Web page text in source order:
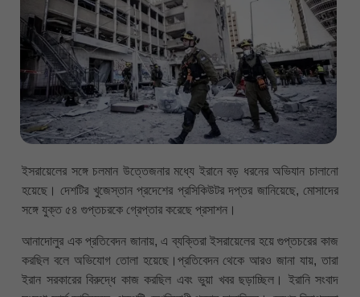
ইসরায়েলের সঙ্গে চলমান উত্তেজনার মধ্যে ইরানে বড় ধরনের অভিযান চালানো
হয়েছে। ‍দেশটির খুজেস্তান প্রদেশের প্রসিকিউটর দপ্তর জানিয়েছে, মোসাদের
সঙ্গে যুক্ত ৫৪ গুপ্তচরকে গ্রেপ্তার করেছে প্রসাশন।
আনাদোলুর এক প্রতিবেদন জানায়, এ ব্যক্তিরা ইসরায়েলের হয়ে গুপ্তচরের কাজ
করছিল বলে অভিযোগ তোলা হয়েছে।প্রতিবেদন থেকে আরও জানা যায়, তারা
ইরান সরকারের বিরুদ্ধে কাজ করছিল এবং ভুয়া খবর ছড়াচ্ছিল। ইরানি সংবাদ